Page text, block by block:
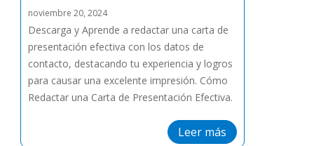
noviembre 20, 2024
Descarga y Aprende a redactar una carta de
presentación efectiva con los datos de
contacto, destacando tu experiencia y logros
para causar una excelente impresión. Cómo
Redactar una Carta de Presentación Efectiva.
Leer más